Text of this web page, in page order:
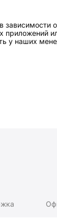
зависимости
приложений
у наших